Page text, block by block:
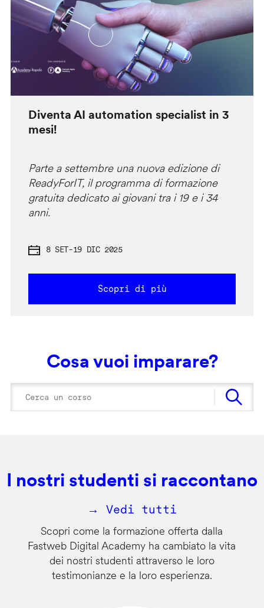
Diventa AI automation specialist in 3
mesi!
Parte a settembre una nuova edizione di
ReadyForIT, il programma di formazione
gratuita dedicato ai giovani tra i 19 e i 34
anni.
8 SET-19 DIC 2025
Scopri di più
Cosa vuoi imparare?
I nostri studenti si raccontano
→ Vedi tutti
Scopri come la formazione offerta dalla
Fastweb Digital Academy ha cambiato la vita
dei nostri studenti attraverso le loro
testimonianze e la loro esperienza.